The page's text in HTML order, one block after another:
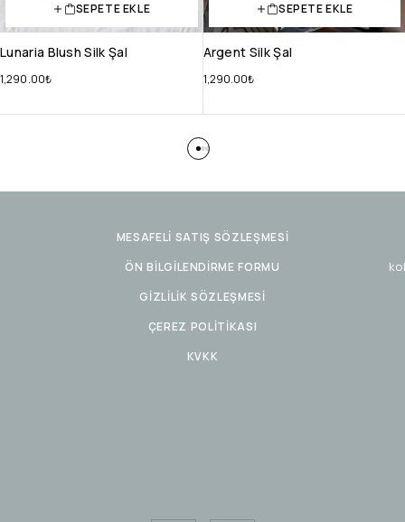
SEPETE EKLE
Lunaria Blush Silk Şal
1,290.00₺
SEPETE EKLE
Argent Silk Şal
1,290.00₺
MESAFELİ SATIŞ SÖZLEŞMESİ
ÖN BİLGİLENDİRME FORMU
GİZLİLİK SÖZLEŞMESİ
ÇEREZ POLİTİKASI
KVKK